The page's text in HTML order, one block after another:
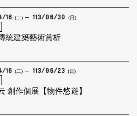
16 (二) 113/06/30 (日)
統建築藝術賞析
16 (二) 113/06/23 (日)
創作個展【物件悠遊】